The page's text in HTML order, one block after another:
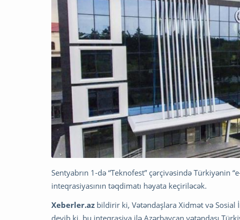
Sentyabrın 1-də “Teknofest” çərçivəsində Türkiyənin
inteqrasiyasının təqdimatı həyata keçiriləcək.
Xeberler.az bildirir ki, Vətəndaşlara Xidmət və
deyib ki, bu inteqrasiya ilə Azərbaycan vətəndaşı